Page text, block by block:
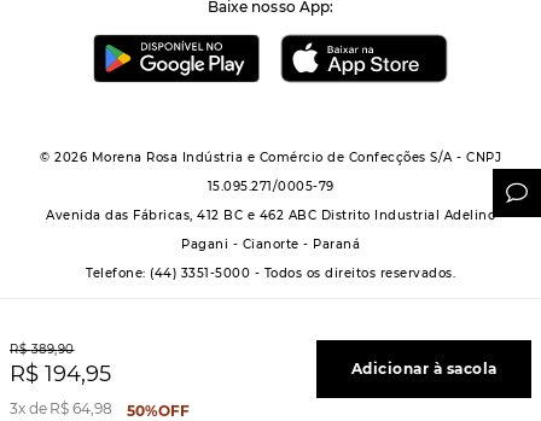
R$ 389,90
R$ 194,95
3 R$ 64,98 50%OFF
Adicionar à sacola
Baixe nosso App:
© 2026 Morena Rosa Indústria e Comércio de Confecções S/A - CNPJ
15.095.271/0005-79
Avenida das Fábricas, 412 BC e 462 ABC Distrito Industrial Adelino
Pagani - Cianorte - Paraná
Telefone: (44) 3351-5000 - Todos os direitos reservados.
Powered by Grupo Morena Rosa: Morena Rosa, Iódice, Maria Valentina, Zinco e